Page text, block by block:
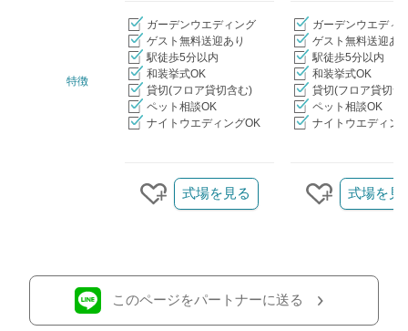
特徴
ガーデンウエディング
ゲスト無料送迎あり
駅徒歩5分以内
和装挙式OK
貸切(フロア貸切含む)
ペット相談OK
ナイトウエディングOK
ガーデンウエディ
ゲスト無料送迎あ
駅徒歩5分以内
和装挙式OK
貸切(フロア貸切含
ペット相談OK
ナイトウエディン
クリップする
式場を見る
クリップす
式場を見
このページをパートナーに送る